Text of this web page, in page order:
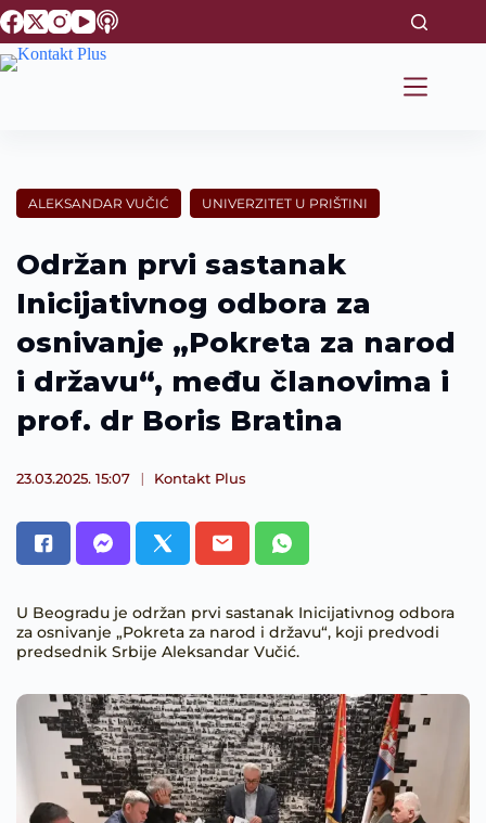
S
k
i
e
t
ALEKSANDAR VUČIĆ UNIVERZITET U PRIŠTINI
Održan prvi sastanak
Inicijativnog odbora za
osnivanje „Pokreta za narod
i državu“, među članovima i
prof. dr Boris Bratina
23.03.2025. 15:07 Kontakt Plus
U Beogradu je održan prvi sastanak Inicijativnog odbora
za osnivanje „Pokreta za narod i državu“, koji predvodi
predsednik Srbije Aleksandar Vučić.